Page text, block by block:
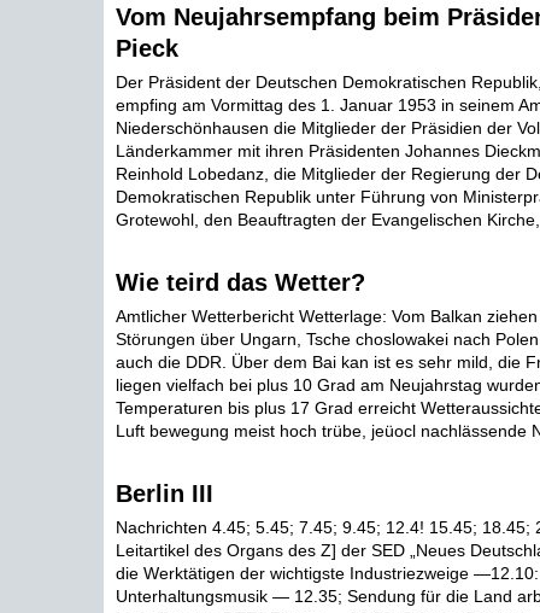
Vom Neujahrsempfang beim
Pieck
Der Präsident der Deutschen Demokratischen
empfing am Vormittag des 1. Januar 1953 in seinem
Niederschönhausen die Mitglieder der Präsidien der
Länderkammer mit ihren Präsidenten Johannes
Reinhold Lobedanz, die Mitglieder der Regierung der
Demokratischen Republik unter Führung von
Grotewohl, den Beauftragten der Evangelischen
Wie teird das Wetter?
Amtlicher Wetterbericht Wetterlage: Vom Balkan
Störungen über Ungarn, Tsche choslowakei nach
auch die DDR. Über dem Bai kan ist es sehr mild, die
liegen vielfach bei plus 10 Grad am Neujahrstag
Temperaturen bis plus 17 Grad erreicht
Luft bewegung meist hoch trübe, jeüocl nachlässende
Berlin III
Nachrichten 4.45; 5.45; 7.45; 9.45; 12.4! 15.45; 18.45;
Leitartikel des Organs des Z] der SED „Neues
die Werktätigen der wichtigste Industriezweige —12.10:
Unterhaltungsmusik — 12.35; Sendung für die Land